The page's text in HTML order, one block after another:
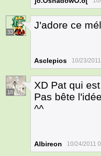
33
J'adore ce
Asclepios 10/23/
18
XD Pat qui
Pas bête
^^
Albireon 10/24/2011